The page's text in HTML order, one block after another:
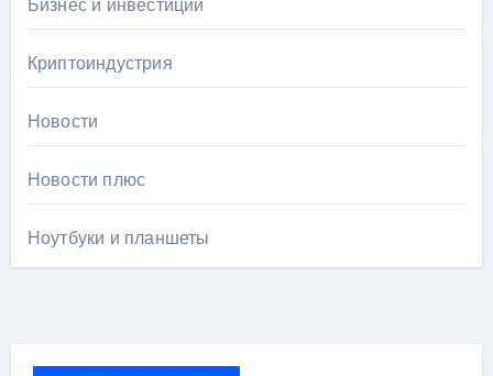
Бизнес и инвестиции
Криптоиндустрия
Новости
Новости плюс
Ноутбуки и планшеты